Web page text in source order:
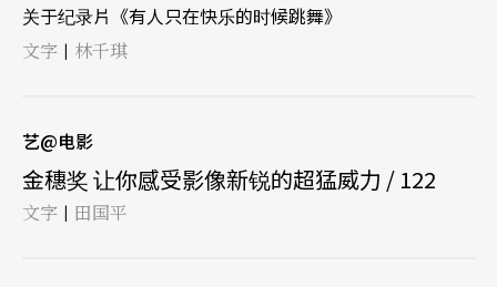
关于纪录片《有人只在快乐的时候跳舞》
文字 | 林千琪
艺@电影
金穗奖 让你感受影像新锐的超猛威力 / 122
文字 | 田国平